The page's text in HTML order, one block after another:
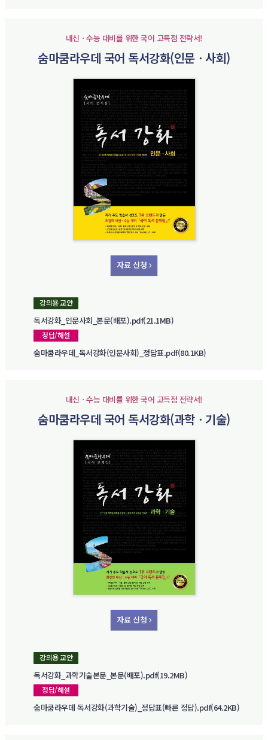
내신ㆍ수능 대비를 위한 국어 고득점 전략서!
숨마쿰라우데 국어 독서강화(인문ㆍ사회)
자료 신청
강의용 교안
독서강화_인문사회_본문(배포).pdf(21.1MB)
정답/해설
숨마쿰라우데_독서강화(인문사회)_정답표.pdf(80.1KB)
내신ㆍ수능 대비를 위한 국어 고득점 전략서!
숨마쿰라우데 국어 독서강화(과학ㆍ기술)
자료 신청
강의용 교안
독서강화_과학기술본문_본문(배포).pdf(19.2MB)
정답/해설
숨마쿰라우데 독서강화(과학기술)_정답표(빠른 정답).pdf(64.2KB)